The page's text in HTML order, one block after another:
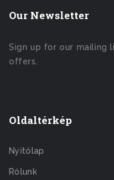
Our Newsletter
Sign up for our mailing
offers.
Oldaltérkép
Nyitólap
Rólunk